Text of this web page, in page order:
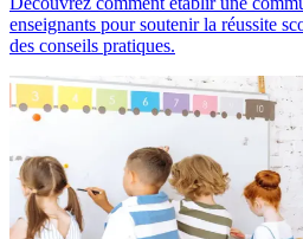
enseignants pour soutenir la réussite
des conseils pratiques.